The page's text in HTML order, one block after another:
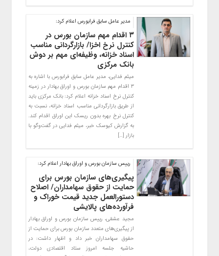
مدیر عامل سابق فرابورس اعلام کرد:
۳ اقدام مهم سازمان بورس در
کنترل نرخ اخزا/ بازارگردانی مناسب
اسناد خزانه، وظیفه‌ای مهم بر دوش
بانک مرکزی
میثم فدایی، مدیر عامل سابق فرابورس با اشاره به
۳ اقدام مهم سازمان بورس و اوراق بهادار در زمینه
کنترل نرخ اسناد خزانه اعلام کرد: بانک مرکزی باید
از طریق بازارگردانی مناسب اسناد خزانه، نسبت به
کنترل نرخ بهره بدون ریسک این اوراق اقدام کند.
به گزارش کیوسک خبر، میثم فدایی در گفت‌وگو با
بازار […]
رییس سازمان بورس و اوراق بهادار اعلام کرد:
پیگیری‌های سازمان بورس برای
حمایت از حقوق سهامداران/ اصلاح
دستورالعمل جدید قیمت خوراک و
فرآورده‌های پالایشی
مجید عشقی، رییس سازمان بورس و اوراق بهادار
از پیگیری‌های متعدد سازمان بورس برای حمایت از
حقوق سهامداران خبر داد و اظهار داشت: در
حاشیه جلسه امروز ستاد اقتصادی دولت،